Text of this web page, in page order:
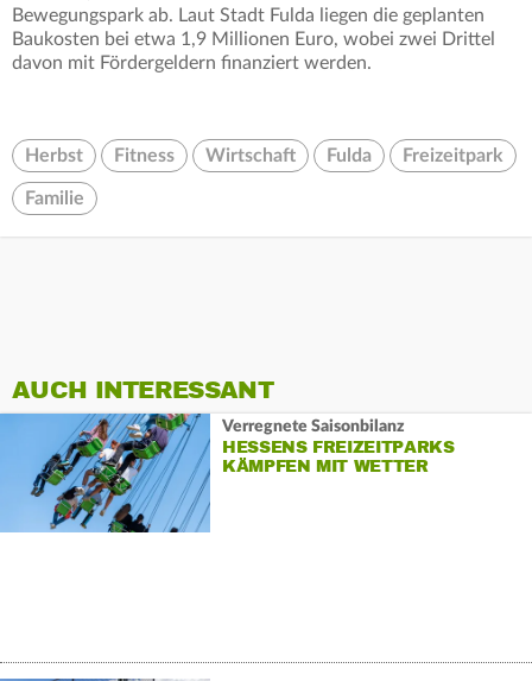
Bewegungspark ab. Laut Stadt Fulda liegen die geplanten
Baukosten bei etwa 1,9 Millionen Euro, wobei zwei Drittel
davon mit Fördergeldern finanziert werden.
Herbst Fitness Wirtschaft Fulda Freizeitpark
Familie
AUCH INTERESSANT
Verregnete Saisonbilanz
HESSENS FREIZEITPARKS
KÄMPFEN MIT WETTER